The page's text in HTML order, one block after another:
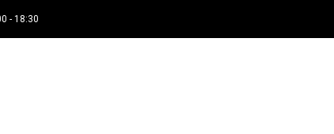
- 18:30